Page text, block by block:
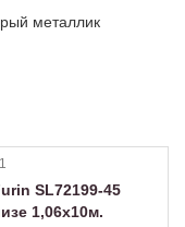
металлик
SL72199-45
1,06х10м.